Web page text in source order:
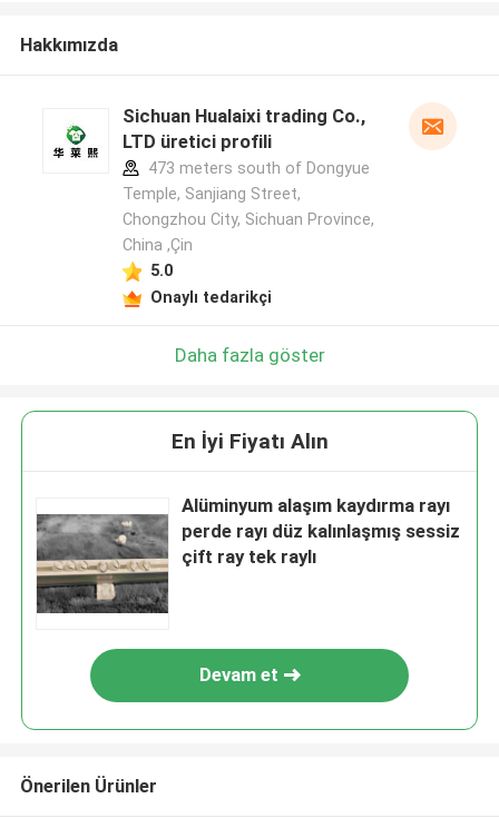
Hakkımızda
Sichuan Hualaixi trading Co.,
LTD üretici profili
473 meters south of Dongyue
Temple, Sanjiang Street,
Chongzhou City, Sichuan Province,
China ,Çin
5.0
Onaylı tedarikçi
Daha fazla göster
En İyi Fiyatı Alın
Alüminyum alaşım kaydırma rayı
perde rayı düz kalınlaşmış sessiz
çift ray tek raylı
Devam et
Önerilen Ürünler